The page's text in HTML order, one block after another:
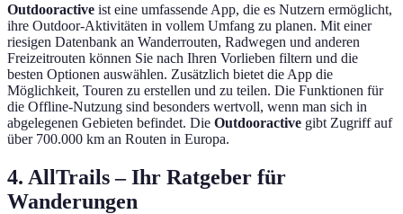
Outdooractive ist eine umfassende App, die es Nutzern ermöglicht,
ihre Outdoor-Aktivitäten in vollem Umfang zu planen. Mit einer
riesigen Datenbank an Wanderrouten, Radwegen und anderen
Freizeitrouten können Sie nach Ihren Vorlieben filtern und die
besten Optionen auswählen. Zusätzlich bietet die App die
Möglichkeit, Touren zu erstellen und zu teilen. Die Funktionen für
die Offline-Nutzung sind besonders wertvoll, wenn man sich in
abgelegenen Gebieten befindet. Die Outdooractive gibt Zugriff auf
über 700.000 km an Routen in Europa.
4. AllTrails – Ihr Ratgeber für
Wanderungen